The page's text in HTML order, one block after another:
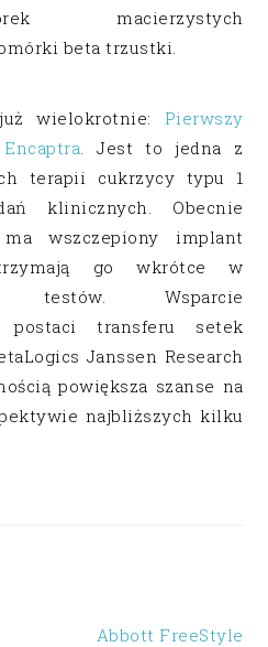
macierzystych
beta trzustki.
wielokrotnie: Pierwszy
. Jest to jedna z
terapii cukrzycy typu 1
klinicznych. Obecnie
wszczepiony implant
go wkrótce w
testów. Wsparcie
postaci transferu setek
Janssen Research
powiększa szanse na
najbliższych kilku
Abbott FreeStyle